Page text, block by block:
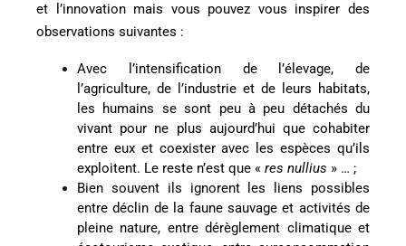
et l’innovation mais vous pouvez vous inspirer des
observations suivantes :
Avec l’intensification de l’élevage, de
l’agriculture, de l’industrie et de leurs habitats,
les humains se sont peu à peu détachés du
vivant pour ne plus aujourd’hui que cohabiter
entre eux et coexister avec les espèces qu’ils
exploitent. Le reste n’est que « res nullius » … ;
Bien souvent ils ignorent les liens possibles
entre déclin de la faune sauvage et activités de
pleine nature, entre dérèglement climatique et